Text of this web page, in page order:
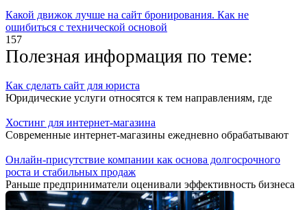
Какой движок лучше на сайт бронирования. Как не
ошибиться с технической основой
157
Полезная информация по теме:
Как сделать сайт для юриста
Юридические услуги относятся к тем направлениям, где
Хостинг для интернет-магазина
Современные интернет-магазины ежедневно обрабатывают
Онлайн-присутствие компании как основа долгосрочного
роста и стабильных продаж
Раньше предприниматели оценивали эффективность бизнеса